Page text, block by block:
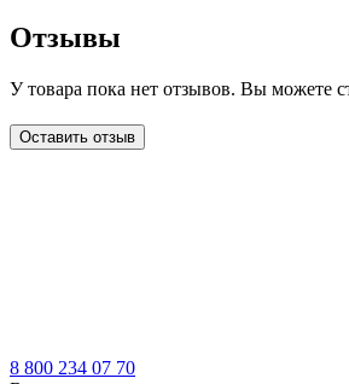
Отзывы
У товара пока нет отзывов. Вы можете
Оставить отзыв
8 800 234 07 70